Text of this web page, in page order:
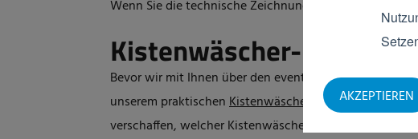
AKZEPTIEREN
Wenn Sie die technische Zeichnung genehmigt haben,
Kistenwäscher-
Bevor wir mit Ihnen über den eventuell Kauf eines
unserem praktischenKistenwäscher-Kalkulatorauf
verschaffen, welcher Kistenwäscher zu Ihrem